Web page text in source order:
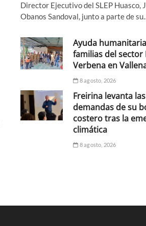
Director Ejecutivo del SLEP Huasco,
Obanos Sandoval, junto a parte de
Ayuda
familias del sector
Verbena en
8 agosto, 2026
Freirina levanta las
demandas de su
costero tras la
climática
8 agosto, 2026